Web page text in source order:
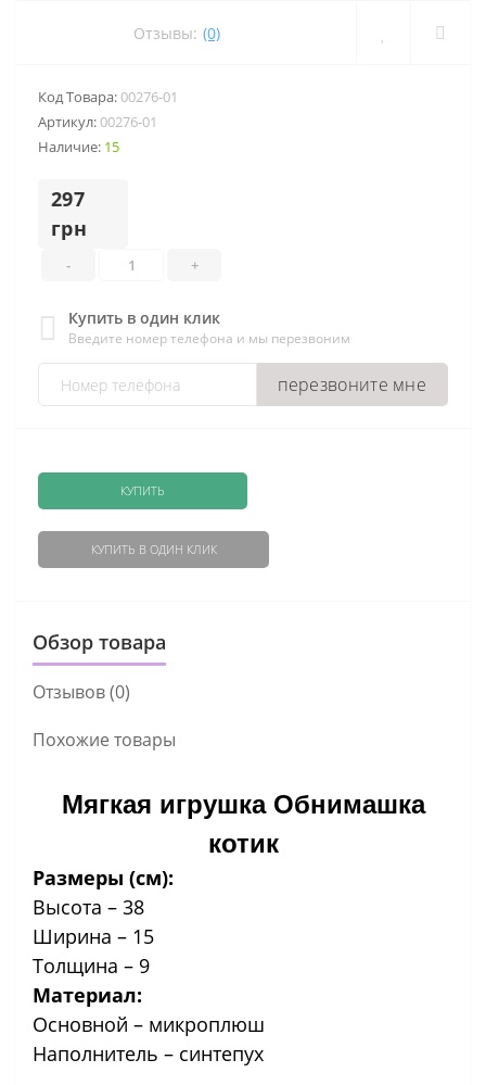
Отзывы: (0)
Код Товара:00276-01
Артикул:00276-01
Наличие: 15
297
грн
- +
Купить в один клик
Введите номер телефона и мы перезвоним
перезвоните мне
КУПИТЬ
КУПИТЬ В ОДИН КЛИК
Обзор товара
Отзывов (0)
Похожие товары
Мягкая игрушка Обнимашка
котик
Размеры (см):
Высота – 38
Ширина – 15
Толщина – 9
Материал:
Основной – микроплюш
Наполнитель – синтепух